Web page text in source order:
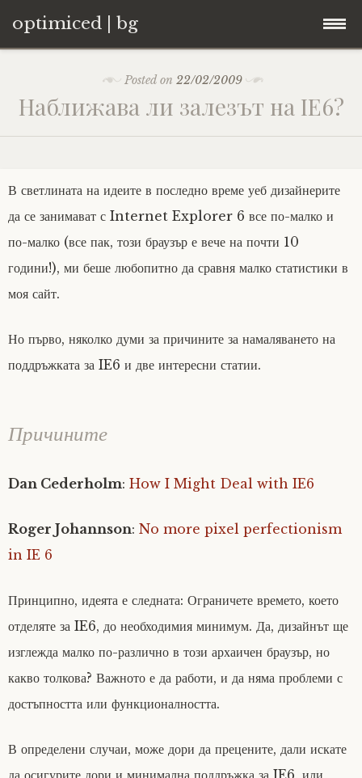
optimiced | bg
content
Хостинг
Posted on22/02/2009
Наближава ли залезът на IE6?
В светлината на идеите в последно време уеб дизайнерите
да се занимават с Internet Explorer 6 все по-малко и
по-малко (все пак, този браузър е вече на почти 10
години!), ми беше любопитно да сравня малко статистики в
моя сайт.
Но първо, няколко думи за причините за намаляването на
поддръжката за IE6 и две интересни статии.
Причините
Dan Cederholm: How I Might Deal with IE6
Roger Johannson: No more pixel perfectionism
in IE 6
Принципно, идеята е следната: Ограничете времето, което
отделяте за IE6, до необходимия минимум. Да, дизайнът ще
изглежда малко по-различно в този архаичен браузър, но
какво толкова? Важното е да работи, и да няма проблеми с
достъпността или функционалността.
В определени случаи, може дори да прецените, дали искате
да осигурите дори и минимална поддръжка за IE6, или